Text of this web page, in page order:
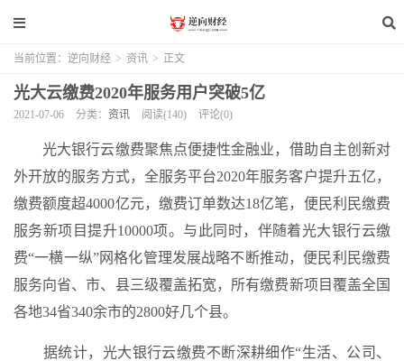
当前位置： 逆向财经 > 资讯 > 正文
光大云缴费2020年服务用户突破5亿
2021-07-06 分类： 资讯 阅读(140) 评论(0)
光大银行云缴费聚焦点便捷性金融业，借助自主创新对
外开放的服务方式，全服务平台2020年服务客户提升五亿，
缴费额度超4000亿元，缴费订单数达18亿笔，便民利民缴费
服务新项目提升10000项。与此同时，伴随着光大银行云缴
费“一横一纵”网格化管理发展战略不断推动，便民利民缴费
服务向省、市、县三级覆盖拓宽，所有缴费新项目覆盖全国
各地34省340余市的2800好几个县。
据统计，光大银行云缴费不断深耕细作“生活、公司、